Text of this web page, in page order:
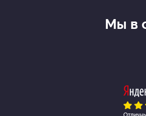
Мы в